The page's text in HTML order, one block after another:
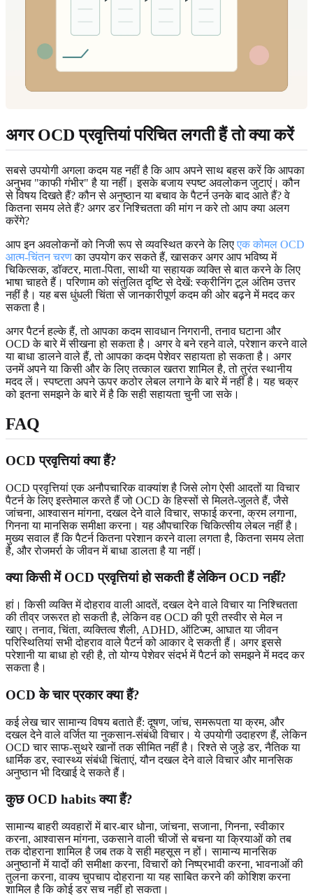
अगर OCD प्रवृत्तियां परिचित लगती हैं तो क्या करें
सबसे उपयोगी अगला कदम यह नहीं है कि आप अपने साथ बहस करें कि आपका
अनुभव "काफी गंभीर" है या नहीं। इसके बजाय स्पष्ट अवलोकन जुटाएं। कौन
से विषय दिखते हैं? कौन से अनुष्ठान या बचाव के पैटर्न उनके बाद आते हैं? वे
कितना समय लेते हैं? अगर डर निश्चितता की मांग न करे तो आप क्या अलग
करेंगे?
आप इन अवलोकनों को निजी रूप से व्यवस्थित करने के लिए एक कोमल OCD
आत्म-चिंतन चरणका उपयोग कर सकते हैं, खासकर अगर आप भविष्य में
चिकित्सक, डॉक्टर, माता-पिता, साथी या सहायक व्यक्ति से बात करने के लिए
भाषा चाहते हैं। परिणाम को संतुलित दृष्टि से देखें: स्क्रीनिंग टूल अंतिम उत्तर
नहीं है। यह बस धुंधली चिंता से जानकारीपूर्ण कदम की ओर बढ़ने में मदद कर
सकता है।
अगर पैटर्न हल्के हैं, तो आपका कदम सावधान निगरानी, तनाव घटाना और
OCD के बारे में सीखना हो सकता है। अगर वे बने रहने वाले, परेशान करने वाले
या बाधा डालने वाले हैं, तो आपका कदम पेशेवर सहायता हो सकता है। अगर
उनमें अपने या किसी और के लिए तत्काल खतरा शामिल है, तो तुरंत स्थानीय
मदद लें। स्पष्टता अपने ऊपर कठोर लेबल लगाने के बारे में नहीं है। यह चक्र
को इतना समझने के बारे में है कि सही सहायता चुनी जा सके।
FAQ
OCD प्रवृत्तियां क्या हैं?
OCD प्रवृत्तियां एक अनौपचारिक वाक्यांश है जिसे लोग ऐसी आदतों या विचार
पैटर्न के लिए इस्तेमाल करते हैं जो OCD के हिस्सों से मिलते-जुलते हैं, जैसे
जांचना, आश्वासन मांगना, दखल देने वाले विचार, सफाई करना, क्रम लगाना,
गिनना या मानसिक समीक्षा करना। यह औपचारिक चिकित्सीय लेबल नहीं है।
मुख्य सवाल हैं कि पैटर्न कितना परेशान करने वाला लगता है, कितना समय लेता
है, और रोजमर्रा के जीवन में बाधा डालता है या नहीं।
क्या किसी में OCD प्रवृत्तियां हो सकती हैं लेकिन OCD नहीं?
हां। किसी व्यक्ति में दोहराव वाली आदतें, दखल देने वाले विचार या निश्चितता
की तीव्र जरूरत हो सकती है, लेकिन वह OCD की पूरी तस्वीर से मेल न
खाए। तनाव, चिंता, व्यक्तित्व शैली, ADHD, ऑटिज्म, आघात या जीवन
परिस्थितियां सभी दोहराव वाले पैटर्न को आकार दे सकती हैं। अगर इससे
परेशानी या बाधा हो रही है, तो योग्य पेशेवर संदर्भ में पैटर्न को समझने में मदद कर
सकता है।
OCD के चार प्रकार क्या हैं?
कई लेख चार सामान्य विषय बताते हैं: दूषण, जांच, समरूपता या क्रम, और
दखल देने वाले वर्जित या नुकसान-संबंधी विचार। ये उपयोगी उदाहरण हैं, लेकिन
OCD चार साफ-सुथरे खानों तक सीमित नहीं है। रिश्ते से जुड़े डर, नैतिक या
धार्मिक डर, स्वास्थ्य संबंधी चिंताएं, यौन दखल देने वाले विचार और मानसिक
अनुष्ठान भी दिखाई दे सकते हैं।
कुछ OCD habits क्या हैं?
सामान्य बाहरी व्यवहारों में बार-बार धोना, जांचना, सजाना, गिनना, स्वीकार
करना, आश्वासन मांगना, उकसाने वाली चीजों से बचना या क्रियाओं को तब
तक दोहराना शामिल है जब तक वे सही महसूस न हों। सामान्य मानसिक
अनुष्ठानों में यादों की समीक्षा करना, विचारों को निष्प्रभावी करना, भावनाओं की
तुलना करना, वाक्य चुपचाप दोहराना या यह साबित करने की कोशिश करना
शामिल है कि कोई डर सच नहीं हो सकता।